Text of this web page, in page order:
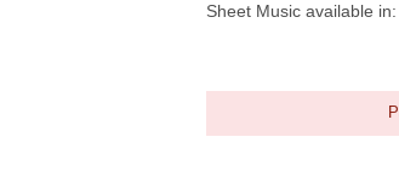
Sheet Music available